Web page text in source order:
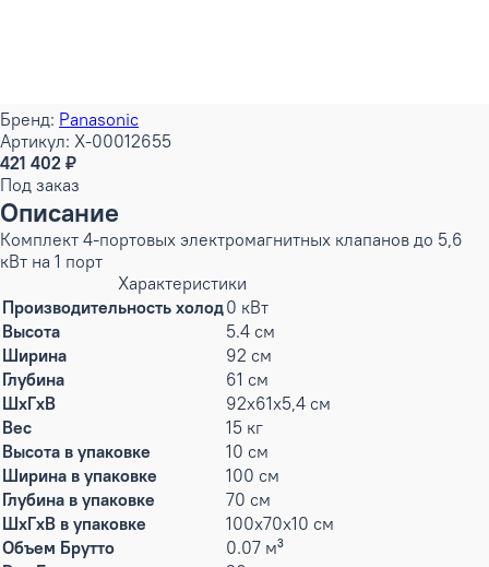
Бренд: Panasonic
Артикул: X-00012655
421 402 ₽
Под заказ
Описание
Комплект 4-портовых электромагнитных клапанов до 5,6
кВт на 1 порт
Характеристики
Производительность холод0 кВт
Высота
5.4 см
Ширина
92 см
Глубина
61 см
ШxГxВ
92x61x5,4 см
Вес
15 кг
Высота в упаковке
10 см
Ширина в упаковке
100 см
Глубина в упаковке
70 см
ШxГxВ в упаковке
100x70x10 см
Объем Брутто
0.07 м³